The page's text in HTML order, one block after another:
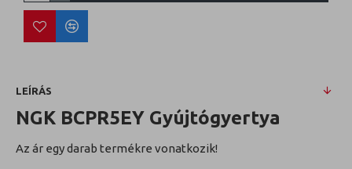
LEÍRÁS
NGK BCPR5EY Gyújtógyertya
Az ár egy darab termékre vonatkozik!